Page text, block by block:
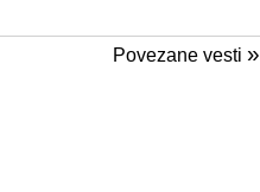
Povezane vesti »